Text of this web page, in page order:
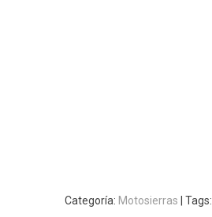
Categoría: Motosierras | Tags: